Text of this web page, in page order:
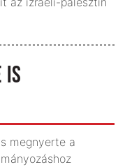
IS
megnyerte a